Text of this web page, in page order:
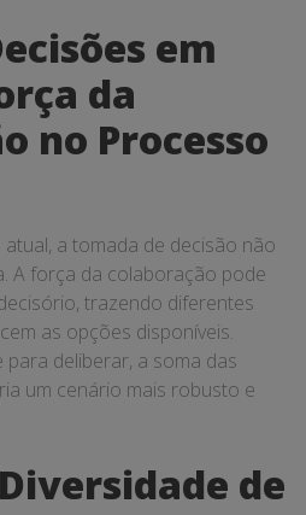
em
da
no Processo
a tomada de decisão não
A força da colaboração pode
trazendo diferentes
as opções disponíveis.
deliberar, a soma das
um cenário mais robusto e
de